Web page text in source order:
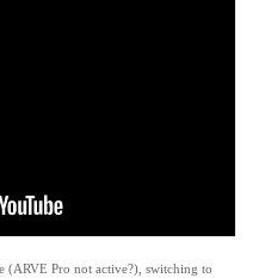
(ARVE Pro not active?), switching to